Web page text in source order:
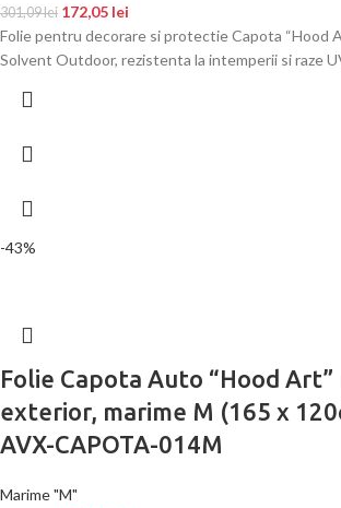
301,09lei 172,05 lei
Folie pentru decorare si protectie Capota “Hood
Solvent Outdoor, rezistenta la intemperii si raze
-43%
Folie Capota Auto “Hood
exterior, marime M (165 x
AVX-CAPOTA-014M
Marime "M"